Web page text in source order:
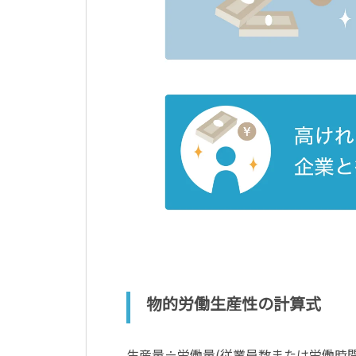
物的労働生産性の計算式